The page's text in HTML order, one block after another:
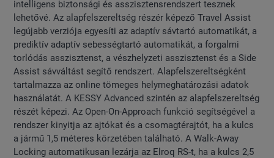
intelligens biztonsági és asszisztensrendszert tesznek
lehetővé. Az alapfelszereltség részér képező Travel Assist
legújabb verziója egyesíti az adaptív sávtartó automatikát, a
prediktív adaptív sebességtartó automatikát, a forgalmi
torlódás asszisztenst, a vészhelyzeti asszisztenst és a Side
Assist sávváltást segítő rendszert. Alapfelszereltségként
tartalmazza az online tömeges helymeghatározási adatok
használatát. A KESSY Advanced szintén az alapfelszereltség
részét képezi. Az Open-On-Approach funkció segítségével a
rendszer kinyitja az ajtókat és a csomagtérajtót, ha a kulcs
a jármű 1,5 méteres körzetében található. A Walk-Away
Locking automatikusan lezárja az Elroq RS-t, ha a kulcs 2,5